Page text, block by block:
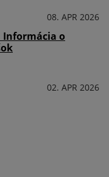
08. APR 2026
Informácia o
02. APR 2026